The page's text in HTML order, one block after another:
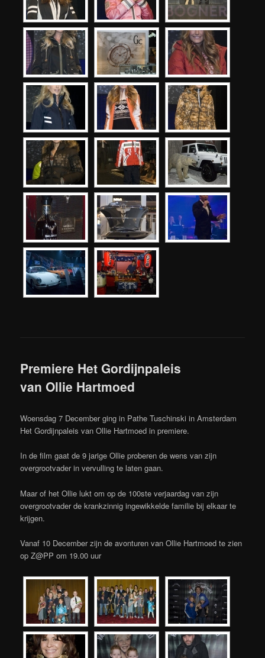
Premiere Het Gordijnpaleis
van Ollie Hartmoed
Woensdag 7 December ging in Pathe Tuschinski in Amsterdam
Het Gordijnpaleis van Ollie Hartmoed in premiere.
In de film gaat de 9 jarige Ollie proberen de wens van zijn
overgrootvader in vervulling te laten gaan.
Maar of het Ollie lukt om op de 100ste verjaardag van zijn
overgrootvader de krankzinnig ingewikkelde familie bij elkaar te
krijgen.
Vanaf 10 December zijn de avonturen van Ollie Hartmoed te zien
op Z@PP om 19.00 uur